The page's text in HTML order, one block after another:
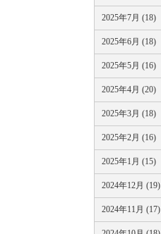
2025年7月 (18)
2025年6月 (18)
2025年5月 (16)
2025年4月 (20)
2025年3月 (18)
2025年2月 (16)
2025年1月 (15)
2024年12月 (19)
2024年11月 (17)